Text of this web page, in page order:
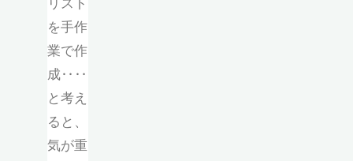
リスト
を手作
業で作
成‥‥
と考え
ると、
気が重